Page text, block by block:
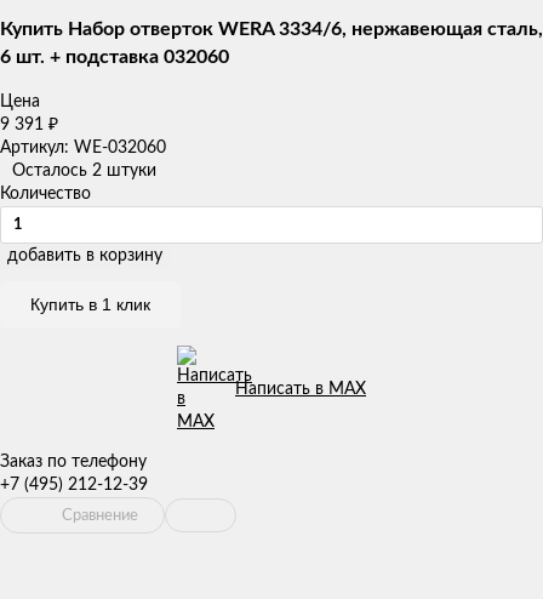
Купить Набор отверток WERA 3334/6, нержавеющая сталь,
6 шт. + подставка 032060
Цена
9 391 ₽
Артикул: WE-032060
Осталось 2 штуки
Количество
добавить в корзину
Купить в 1 клик
Написать в MAX
Заказ по телефону
+7 (495) 212-12-39
Сравнение